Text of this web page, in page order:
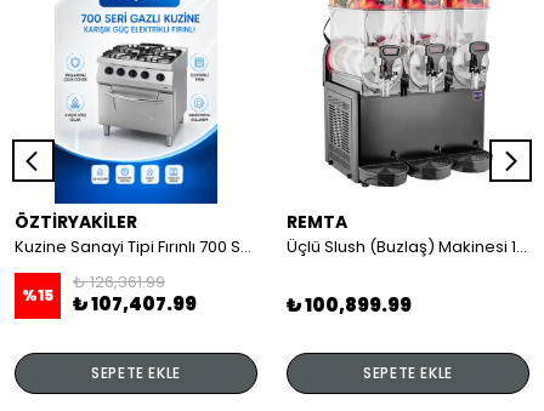
ÖZTİRYAKİLER
Kuzine Sanayi Tipi Fırınlı 700 Seri Gazlı 4 Açık Ateş 80x70x85 (Lp)-2X6Kw+2X7,5Kw+6Kw Elektrikli Fırın
%15
₺ 126,361.99
₺ 107,407.99
SEPETE EKLE
REMTA
Üçlü Slush (Buzlaş) Makinesi 12+12+12 lt
₺ 100,899.99
SEPETE EKLE